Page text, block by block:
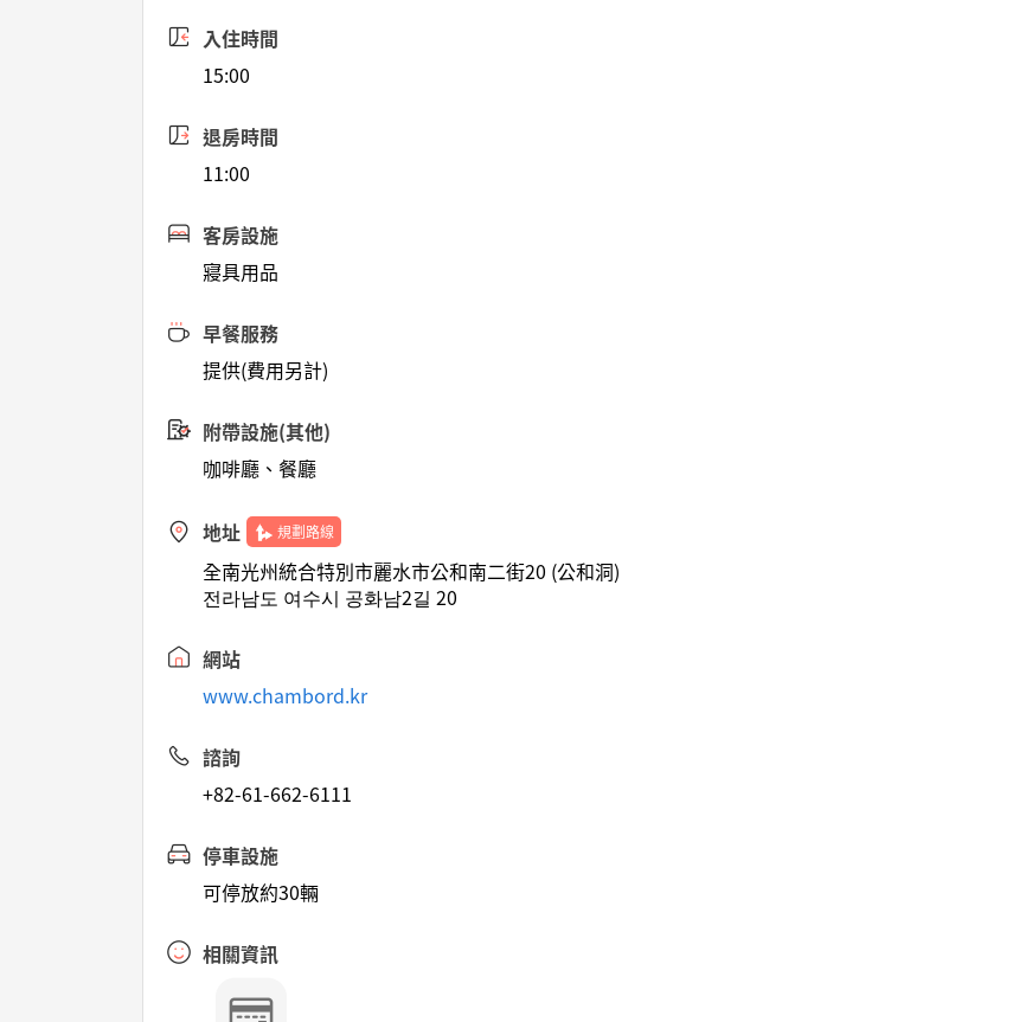
入住時間
15:00
退房時間
11:00
客房設施
寢具用品
早餐服務
提供(費用另計)
附帶設施(其他)
咖啡廳、餐廳
地址 規劃路線
全南光州統合特別市麗水市公和南二街20 (公和洞)
전라남도 여수시 공화남2길 20
網站
www.chambord.kr
諮詢
+82-61-662-6111
停車設施
可停放約30輛
相關資訊